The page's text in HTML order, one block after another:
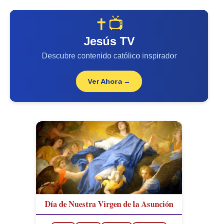
✝️📺
Jesús TV
Descubre contenido católico inspirador
Ver Ahora →
Día de Nuestra Virgen de la Asunción